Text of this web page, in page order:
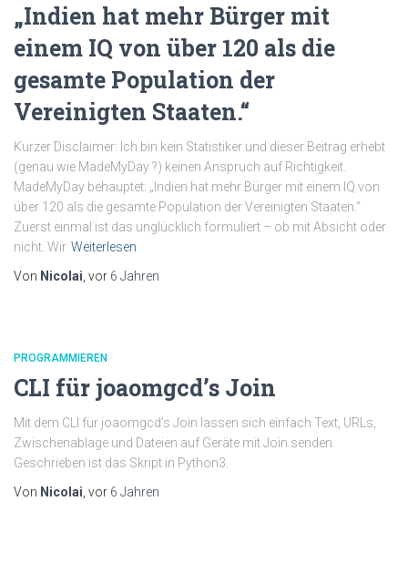
„Indien hat mehr Bürger mit
einem IQ von über 120 als die
gesamte Population der
Vereinigten Staaten.“
Kurzer Disclaimer: Ich bin kein Statistiker und dieser Beitrag erhebt
(genau wie MadeMyDay ?) keinen Anspruch auf Richtigkeit.
MadeMyDay behauptet: „Indien hat mehr Bürger mit einem IQ von
über 120 als die gesamte Population der Vereinigten Staaten.“
Zuerst einmal ist das unglücklich formuliert – ob mit Absicht oder
nicht. Wir Weiterlesen
Von Nicolai , vor 6 Jahren
PROGRAMMIEREN
CLI für joaomgcd’s Join
Mit dem CLI für joaomgcd’s Join lassen sich einfach Text, URLs,
Zwischenablage und Dateien auf Geräte mit Join senden.
Geschrieben ist das Skript in Python3.
Von Nicolai , vor 6 Jahren